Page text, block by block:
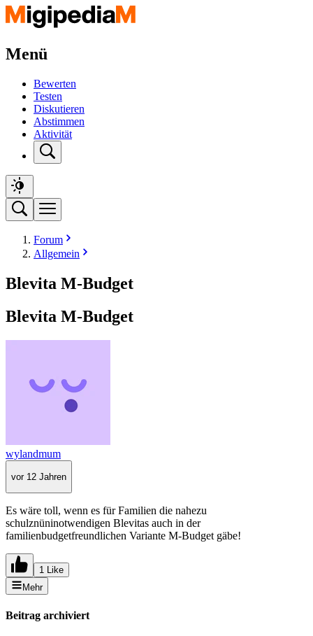
Menü
Bewerten
Testen
Diskutieren
Abstimmen
Aktivität
Forum
Allgemein
Blevita M-Budget
Blevita M-Budget
wylandmum
vor 12 Jahren
Es wäre toll, wenn es für Familien die nahezu
schulznüninotwendigen Blevitas auch in der
familienbudgetfreundlichen Variante M-Budget gäbe!
1 Like
Mehr
Beitrag archiviert